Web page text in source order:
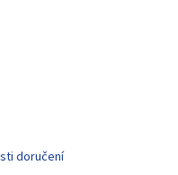
doručení